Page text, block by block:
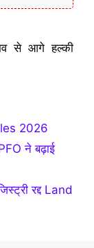
से आगे हल्की
2026
ने बढ़ाई
रद्द Land